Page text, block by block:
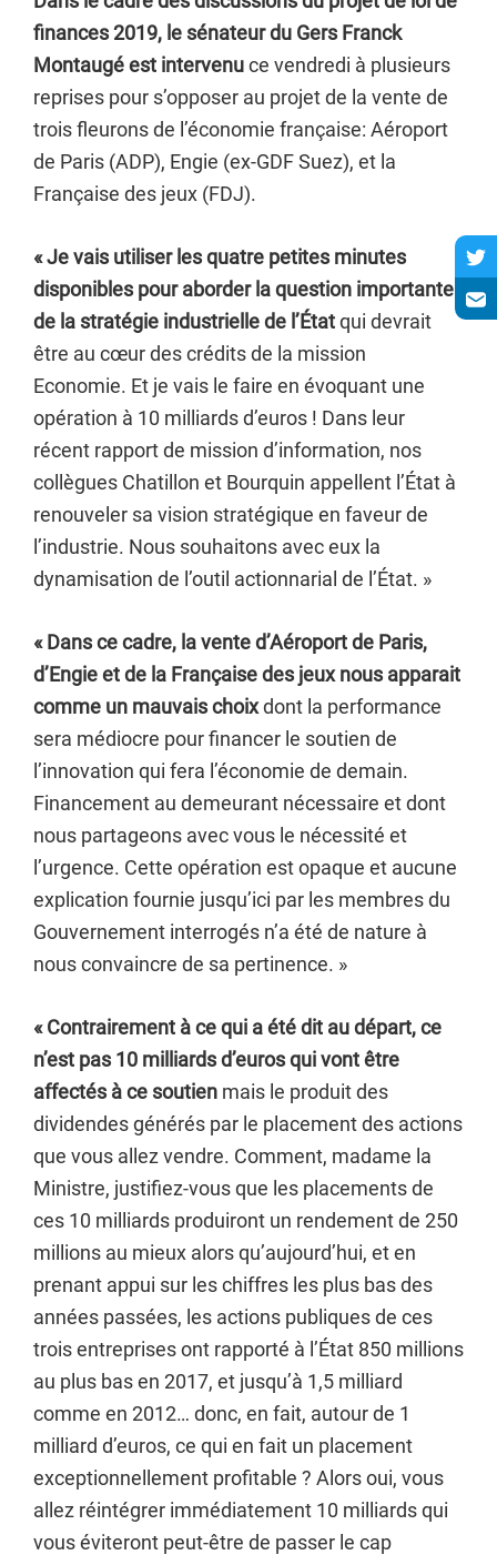
finances 2019, le sénateur du Gers Franck
Montaugé est intervenuce vendredi à plusieurs
reprises pour s’opposer au projet de la vente de
trois fleurons de l’économie française: Aéroport
de Paris (ADP), Engie (ex-GDF Suez), et la
Française des jeux (FDJ).
« Je vais utiliser les quatre petites minutes
disponibles pour aborder la question importante
de la stratégie industrielle de l’Étatqui devrait
être au cœur des crédits de la mission
Economie. Et je vais le faire en évoquant une
opération à 10 milliards d’euros ! Dans leur
récent rapport de mission d’information, nos
collègues Chatillon et Bourquin appellent l’État à
renouveler sa vision stratégique en faveur de
l’industrie. Nous souhaitons avec eux la
dynamisation de l’outil actionnarial de l’État. »
« Dans ce cadre, la vente d’Aéroport de Paris,
d’Engie et de la Française des jeux nous apparait
comme un mauvais choixdont la performance
sera médiocre pour financer le soutien de
l’innovation qui fera l’économie de demain.
Financement au demeurant nécessaire et dont
nous partageons avec vous le nécessité et
l’urgence. Cette opération est opaque et aucune
explication fournie jusqu’ici par les membres du
Gouvernement interrogés n’a été de nature à
nous convaincre de sa pertinence. »
« Contrairement à ce qui a été dit au départ, ce
n’est pas 10 milliards d’euros qui vont être
affectés à ce soutien mais le produit des
dividendes générés par le placement des actions
que vous allez vendre. Comment, madame la
Ministre, justifiez-vous que les placements de
ces 10 milliards produiront un rendement de 250
millions au mieux alors qu’aujourd’hui, et en
prenant appui sur les chiffres les plus bas des
années passées, les actions publiques de ces
trois entreprises ont rapporté à l’État 850 millions
au plus bas en 2017, et jusqu’à 1,5 milliard
comme en 2012… donc, en fait, autour de 1
milliard d’euros, ce qui en fait un placement
exceptionnellement profitable ? Alors oui, vous
allez réintégrer immédiatement 10 milliards qui
vous éviteront peut-être de passer le cap